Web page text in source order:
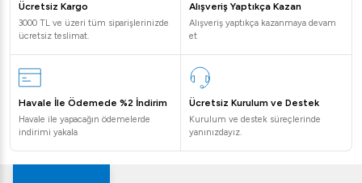
Ücretsiz Kargo
3000 TL ve üzeri tüm siparişlerinizde
ücretsiz teslimat.
Alışveriş Yaptıkça Kazan
Alışveriş yaptıkça kazanmaya devam
et
Havale İle Ödemede %2 İndirim
Havale ile yapacağın ödemelerde
indirimi yakala
Ücretsiz Kurulum ve Destek
Kurulum ve destek süreçlerinde
yanınızdayız.